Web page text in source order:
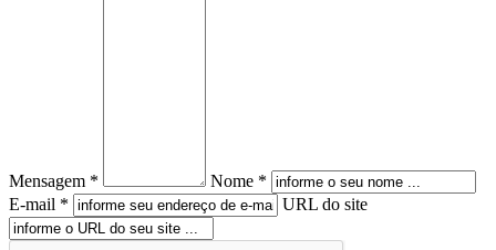
Mensagem *
Nome *
E-mail *
URL do site